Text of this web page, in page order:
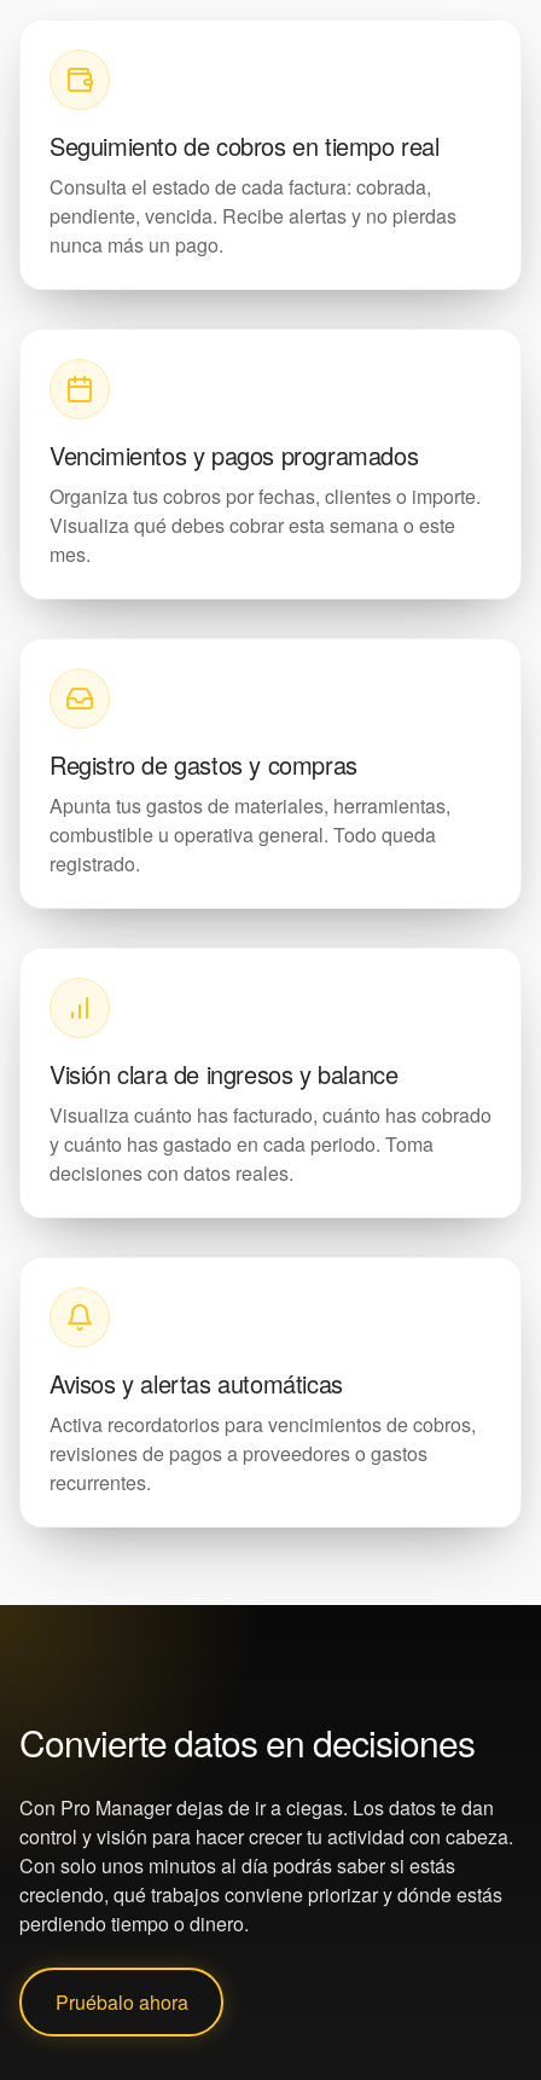
Seguimiento de cobros en tiempo real
Consulta el estado de cada factura: cobrada,
pendiente, vencida. Recibe alertas y no pierdas
nunca más un pago.
Vencimientos y pagos programados
Organiza tus cobros por fechas, clientes o importe.
Visualiza qué debes cobrar esta semana o este
mes.
Registro de gastos y compras
Apunta tus gastos de materiales, herramientas,
combustible u operativa general. Todo queda
registrado.
Visión clara de ingresos y balance
Visualiza cuánto has facturado, cuánto has cobrado
y cuánto has gastado en cada periodo. Toma
decisiones con datos reales.
Avisos y alertas automáticas
Activa recordatorios para vencimientos de cobros,
revisiones de pagos a proveedores o gastos
recurrentes.
Convierte datos en decisiones
Con Pro Manager dejas de ir a ciegas. Los datos te dan
control y visión para hacer crecer tu actividad con cabeza.
Con solo unos minutos al día podrás saber si estás
creciendo, qué trabajos conviene priorizar y dónde estás
perdiendo tiempo o dinero.
Pruébalo ahora